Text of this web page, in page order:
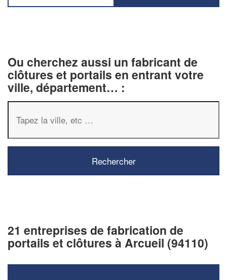
Ou cherchez aussi un fabricant de
clôtures et portails en entrant votre
ville, département… :
21 entreprises de fabrication de
portails et clôtures à Arcueil (94110)